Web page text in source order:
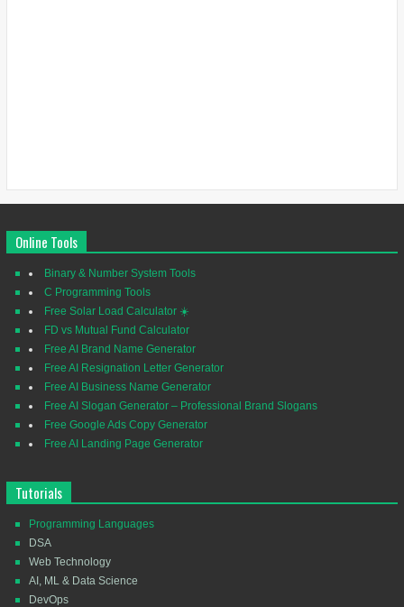
Online Tools
Binary & Number System Tools
C Programming Tools
Free Solar Load Calculator ☀️
FD vs Mutual Fund Calculator
Free AI Brand Name Generator
Free AI Resignation Letter Generator
Free AI Business Name Generator
Free AI Slogan Generator – Professional Brand Slogans
Free Google Ads Copy Generator
Free AI Landing Page Generator
Tutorials
Programming Languages
DSA
Web Technology
AI, ML & Data Science
DevOps